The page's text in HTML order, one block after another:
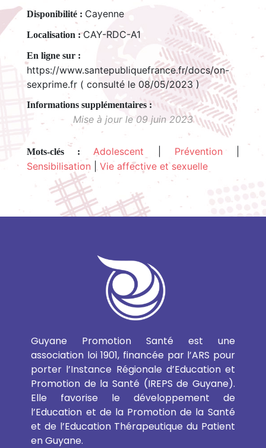
Disponibilité : Cayenne
Localisation :CAY-RDC-A1
En ligne sur :
https://www.santepubliquefrance.fr/docs/on-
sexprime.fr ( consulté le 08/05/2023 )
Mise à jour le 09 juin 2023
Mots-clés : Adolescent Prévention
Sensibilisation
Vie affective et sexuelle
Guyane Promotion Santé est une
association loi 1901, financée par l’ARS pour
porter l’Instance Régionale d’Education et
Promotion de la Santé (IREPS de Guyane).
Elle favorise le développement de
l’Education et de la Promotion de la Santé
et de l’Education Thérapeutique du Patient
en Guyane.